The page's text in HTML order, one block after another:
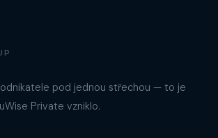
pod jednou střechou — to je
Private vzniklo.